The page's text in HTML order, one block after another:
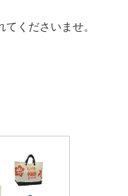
くださいませ。